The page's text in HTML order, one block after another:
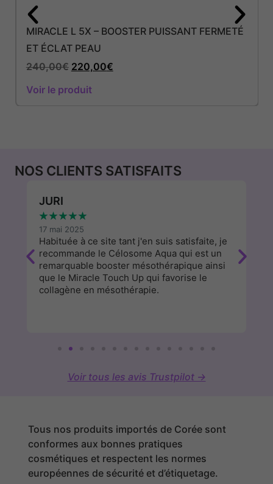
MIRACLE L 5X – BOOSTER PUISSANT FERMETÉ
ET ÉCLAT PEAU
240,00€ 220,00€
Voir le produit
NOS CLIENTS SATISFAITS
JURI
★★★★★
17 mai 2025
Habituée à ce site tant j'en suis satisfaite, je
recommande le Célosome Aqua qui est un
remarquable booster mésothérapique ainsi
que le Miracle Touch Up qui favorise le
collagène en mésothérapie.
Voir tous les avis Trustpilot →
Tous nos produits importés de Corée sont
conformes aux bonnes pratiques
cosmétiques et respectent les normes
européennes de sécurité et d’étiquetage.